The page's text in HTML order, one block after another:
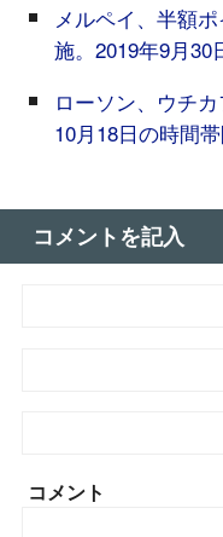
メルペイ、半額
施。2019年9月30
ローソン、ウチ
10月18日の時間
コメントを記入
コメント